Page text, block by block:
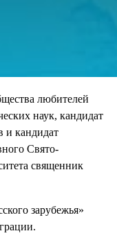
любителей
наук, кандидат
и кандидат
Свято-
священник
зарубежья»